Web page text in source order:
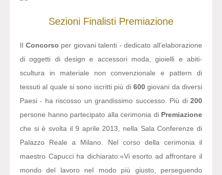
Sezioni Finalisti Premiazione
Il Concorso per giovani talenti - dedicato all’elaborazione
di oggetti di design e accessori moda, gioielli e abiti-
scultura in materiale non convenzionale e pattern di
tessuti al quale si sono iscritti più di 600giovani da diversi
Paesi - ha riscosso un grandissimo successo. Più di 200
persone hanno partecipato alla cerimonia di Premiazione
che si è svolta il 9 aprile 2013, nella Sala Conferenze di
Palazzo Reale a Milano. Nel corso della cerimonia il
maestro Capucci ha dichiarato:«Vi esorto ad affrontare il
mondo del lavoro nel modo più giusto, perseguendo